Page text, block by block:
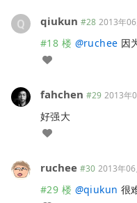
qiukun #28 2013年
#18 楼 @ruchee 因
fahchen #29 2013年
好强大
ruchee #30 2013年06
#29 楼 @qiukun 很